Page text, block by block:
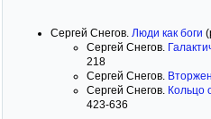
Сергей Снегов. Люди как боги
Сергей Снегов.
218
Сергей Снегов.
Сергей Снегов. Кольцо
423-636